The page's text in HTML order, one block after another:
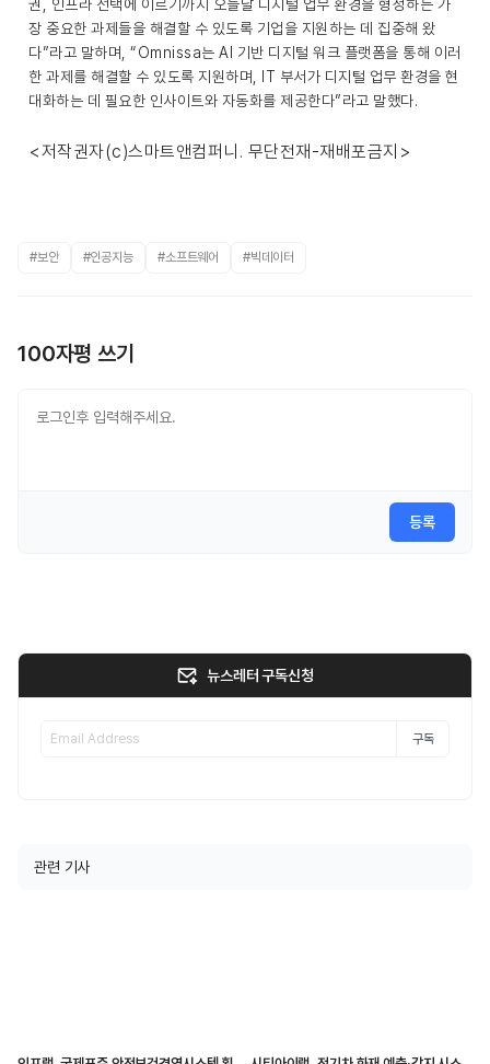
권, 인프라 선택에 이르기까지 오늘날 디지털 업무 환경을 형성하는 가
장 중요한 과제들을 해결할 수 있도록 기업을 지원하는 데 집중해 왔
다”라고 말하며, “Omnissa는 AI 기반 디지털 워크 플랫폼을 통해 이러
한 과제를 해결할 수 있도록 지원하며, IT 부서가 디지털 업무 환경을 현
대화하는 데 필요한 인사이트와 자동화를 제공한다”라고 말했다.
<저작권자(c)스마트앤컴퍼니. 무단전재-재배포금지>
#보안 #인공지능 #소프트웨어 #빅데이터
100자평 쓰기
등록
뉴스레터 구독신청
구독
관련 기사